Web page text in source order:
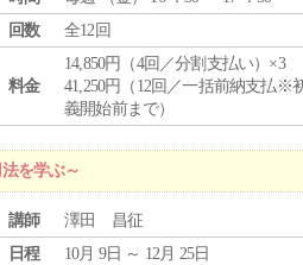
回数
全12回
料金
14,850円（4回／分割支払い）×3
41,250円（12回／一括前納支払※
義開始前まで）
を学ぶ～
講師
澤田 昌征
日程
10月 9日 ～ 12月 25日